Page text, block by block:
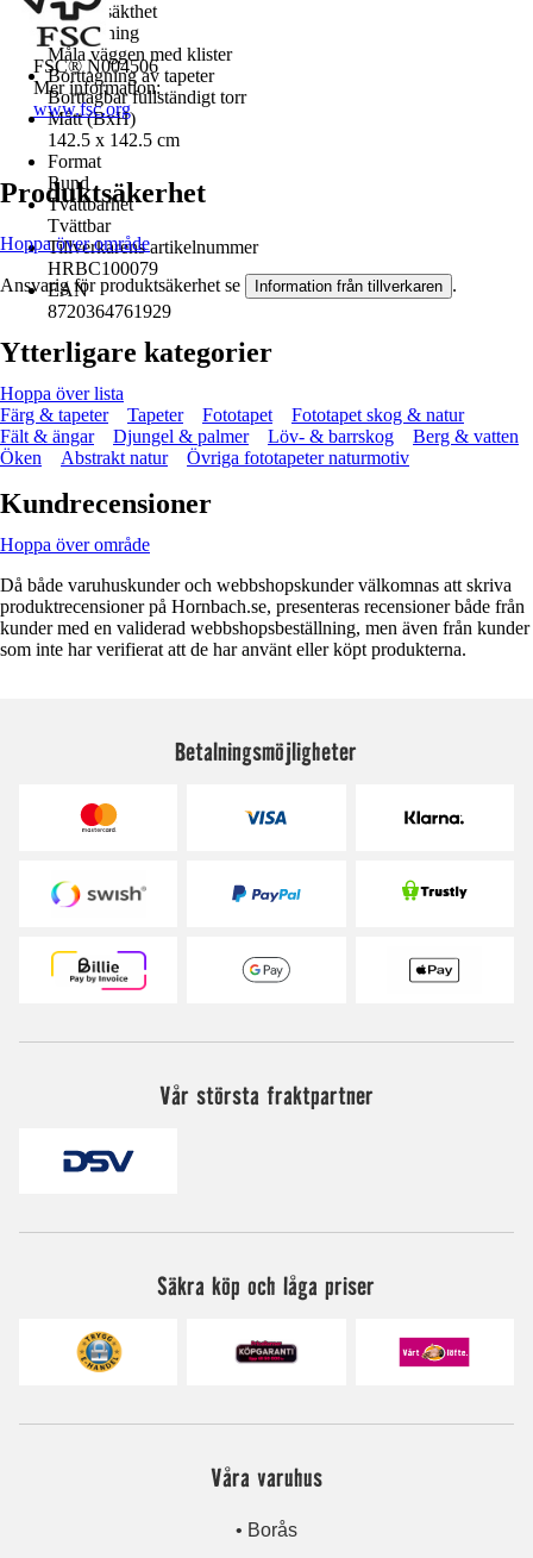
God ljusäkthet
Bearbetning
Måla väggen med klister
Borttagning av tapeter
Borttagbar fullständigt torr
Mått (BxH)
142.5 x 142.5 cm
Format
Rund
Tvättbarhet
Tvättbar
Tillverkarens artikelnummer
HRBC100079
EAN
8720364761929
FSC® N004506
Mer information:
www.fsc.org
Produktsäkerhet
Hoppa över område
Ansvarig för produktsäkerhet se Information från tillverkaren .
Ytterligare kategorier
Hoppa över lista
Färg & tapeter
Tapeter Fototapet
Fototapet skog & natur
Fält & ängar
Djungel & palmer Löv- & barrskog
Berg & vatten
Öken
Abstrakt natur Övriga fototapeter naturmotiv
Kundrecensioner
Hoppa över område
Då både varuhuskunder och webbshopskunder välkomnas att skriva
produktrecensioner på Hornbach.se, presenteras recensioner både från
kunder med en validerad webbshopsbeställning, men även från kunder
som inte har verifierat att de har använt eller köpt produkterna.
Betalningsmöjligheter
Vår största fraktpartner
Säkra köp och låga priser
Våra varuhus
• Borås